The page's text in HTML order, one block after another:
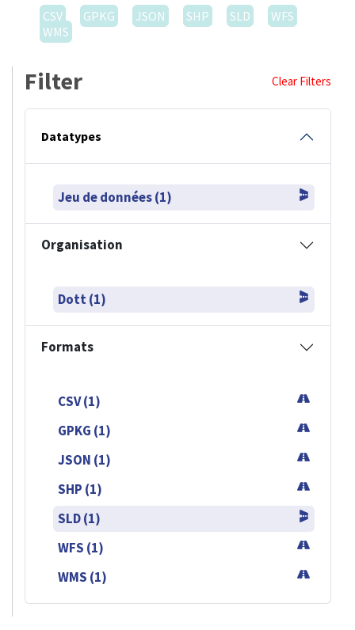
CSV
GPKG JSON SHP SLD
WFS
WMS
Filter Clear Filters
Datatypes
Jeu de données (1)
Organisation
Dott (1)
Formats
CSV (1)
GPKG (1)
JSON (1)
SHP (1)
SLD (1)
WFS (1)
WMS (1)